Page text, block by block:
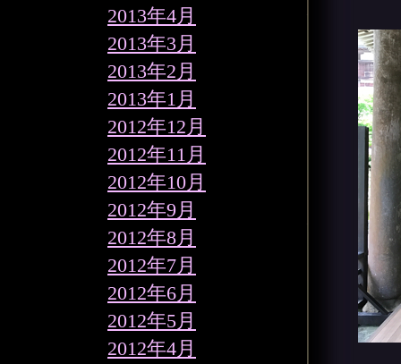
2013年4月
2013年3月
2013年2月
2013年1月
2012年12月
2012年11月
2012年10月
2012年9月
2012年8月
2012年7月
2012年6月
2012年5月
2012年4月